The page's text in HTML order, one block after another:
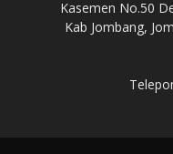
Kasemen No.50
Kab Jombang,